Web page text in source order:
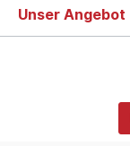
Unser Angebot